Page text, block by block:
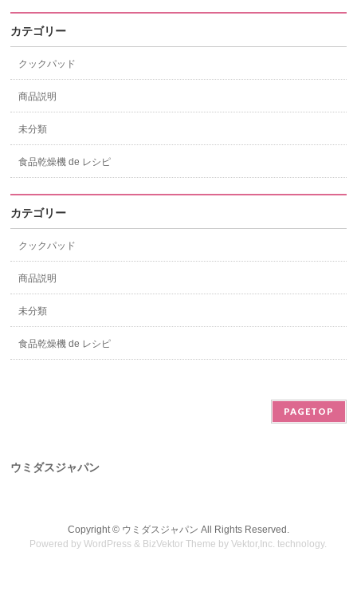
カテゴリー
クックパッド
商品説明
未分類
食品乾燥機 de レシピ
カテゴリー
クックパッド
商品説明
未分類
食品乾燥機 de レシピ
PAGETOP
ウミダスジャパン
Copyright © ウミダスジャパン All Rights Reserved.
Powered byWordPress & BizVektor Theme byVektor,Inc. technology.